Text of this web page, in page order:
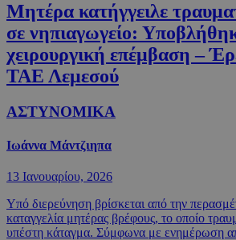
Μητέρα κατήγγειλε
σε νηπιαγωγείο:
χειρουργική επέμβαση –
ΤΑΕ Λεμεσού
ΑΣΤΥΝΟΜΙΚΑ
Ιωάννα Μάντζιηπα
13 Ιανουαρίου, 2026
Υπό διερεύνηση βρίσκεται από την
καταγγελία μητέρας βρέφους, το οποίο
υπέστη κάταγμα. Σύμφωνα με ενημέρωση